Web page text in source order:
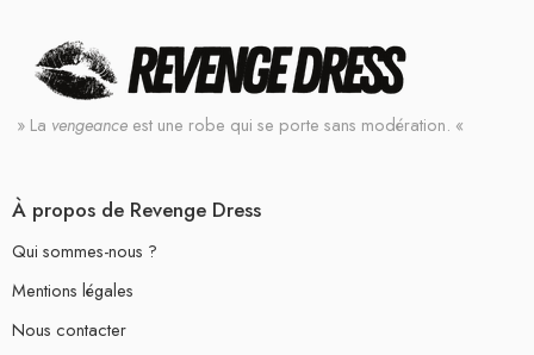
» La vengeance est une robe qui se porte sans modération. «
À propos de Revenge Dress
Qui sommes-nous ?
Mentions légales
Nous contacter